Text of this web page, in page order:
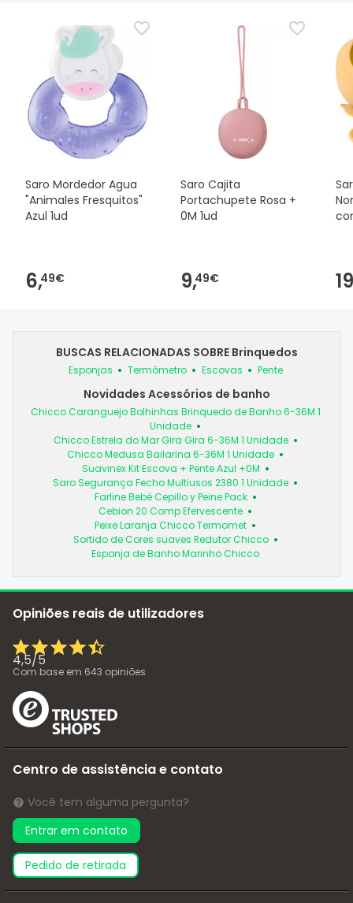
Saro Mordedor Agua
"Animales Fresquitos"
Azul 1ud
6,49€
Saro Cajita
Portachupete Rosa +
0M 1ud
9,49€
BUSCAS RELACIONADAS SOBRE Brinquedos
Esponjas Termómetro Escovas Pente
Novidades Acessórios de banho
Chicco Caranguejo Bolhinhas Brinquedo de Banho 6-36M 1
Unidade
Chicco Estrela do Mar Gira Gira 6-36M 1 Unidade
Chicco Medusa Bailarina 6-36M 1 Unidade
Suavinex Kit Escova + Pente Azul +0M
Saro Segurança Fecho Multiusos 2380 1 Unidade
Farline Bebé Cepillo y Peine Pack
Cebion 20 Comp Efervescente
Peixe Laranja Chicco Termomet
Sortido de Cores suaves Redutor Chicco
Esponja de Banho Marinho Chicco
Opiniões reais de utilizadores
4,5/5
Com base em 643 opiniões
Centro de assistência e contato
Você tem alguma pergunta?
Entrar em contato
pedido de retirada